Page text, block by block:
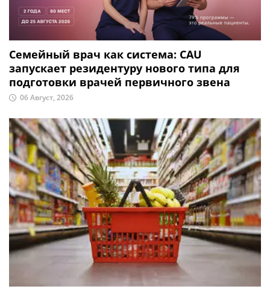
Семейный врач как система: CAU
запускает резидентуру нового типа для
подготовки врачей первичного звена
06 Август, 2026